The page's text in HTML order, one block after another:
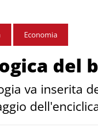
Economia
del
va inserita